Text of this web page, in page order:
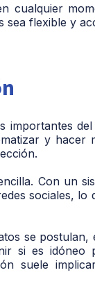
cualquier
sea flexible y
importantes
y hacer
Con un
sociales, lo
se postulan,
si es idóneo
suele